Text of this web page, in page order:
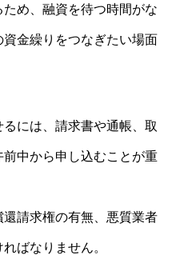
め、融資を待つ時間がな
金繰りをつなぎたい場面
には、請求書や通帳、取
中から申し込むことが重
請求権の有無、悪質業者
ばなりません。